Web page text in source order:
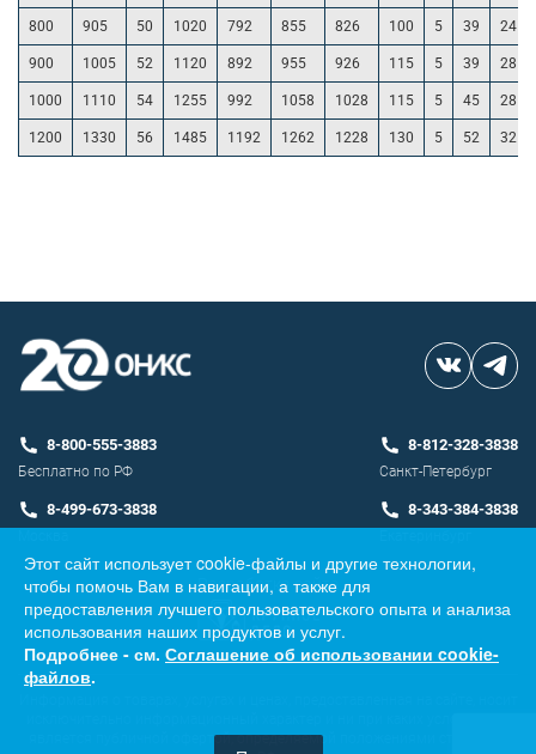
800 905 50 1020 792 855 826 100 5 39 24
900 1005 52 1120 892 955 926 115 5 39 28
1000 1110 54 1255 992 1058 1028 115 5 45 28
1200 1330 56 1485 1192 1262 1228 130 5 52 32
8-800-555-3883
Бесплатно по РФ
8-812-328-3838
Санкт-Петербург
8-499-673-3838 8-343-384-3838
Разработка сайта
является публичной офертой, определяемой положениями ст. 437 ГК
Этот сайт использует cookie-файлы и другие технологии,
чтобы помочь Вам в навигации, а также для
предоставления лучшего пользовательского опыта и анализа
использования наших продуктов и услуг.
Подробнее - см. Соглашение об использовании cookie-
файлов.